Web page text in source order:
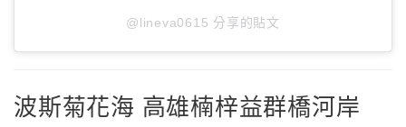
@lineva0615 分享的貼文
波斯菊花海 高雄楠梓益群橋河岸